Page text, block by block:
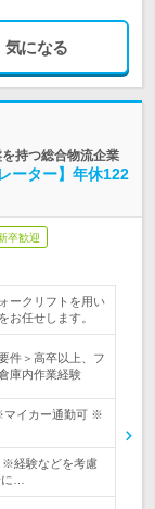
気になる
持つ総合物流企業
ーター】年休122
卒歓迎
ークリフトを用い
お任せします。
件＞高卒以上、フ
庫内作業経験
マイカー通勤可 ※
※経験などを考慮
…